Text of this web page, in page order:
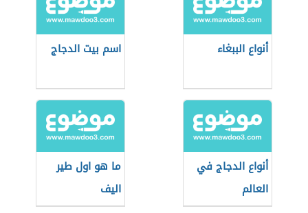
أنواع الببغاء اسم بيت الدجاج
أنواع الدجاج في
العالم
ما هو اول طير
اليف